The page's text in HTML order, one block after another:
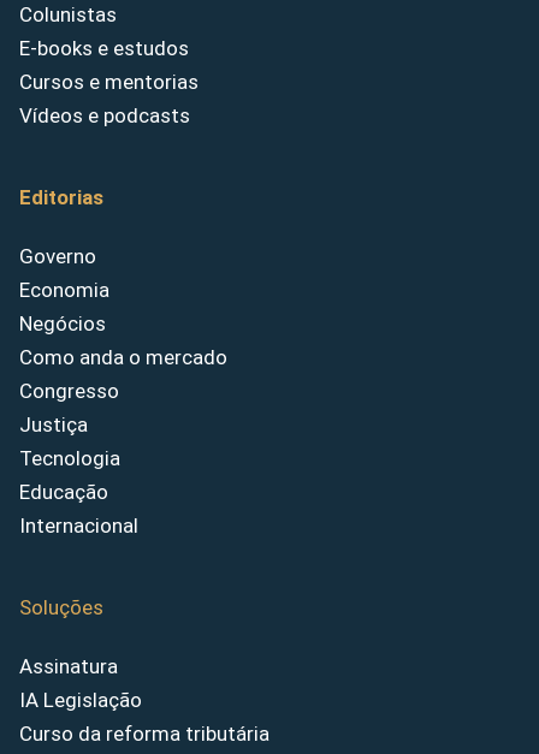
Colunistas
E-books e estudos
Cursos e mentorias
Vídeos e podcasts
Editorias
Governo
Economia
Negócios
Como anda o mercado
Congresso
Justiça
Tecnologia
Educação
Internacional
Soluções
Assinatura
IA Legislação
Curso da reforma tributária